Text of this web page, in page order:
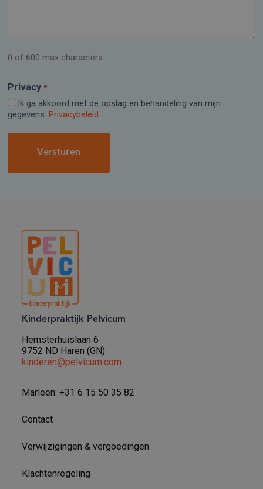
0 of 600 max characters
Privacy *
Ik ga akkoord met de opslag en behandeling van mijn
gegevens.Privacybeleid.
Kinderpraktijk Pelvicum
Hemsterhuislaan 6
9752 ND Haren (GN)
kinderen@pelvicum.com
Marleen: +31 6 15 50 35 82
Contact
Verwijzigingen & vergoedingen
Klachtenregeling